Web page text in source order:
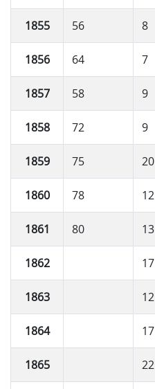
1855 56 8
1856 64 7
1857 58 9
1858 72 9
1859 75 20
1860 78 12
1861 80 13
1862 17
1863 12
1864 17
1865 22